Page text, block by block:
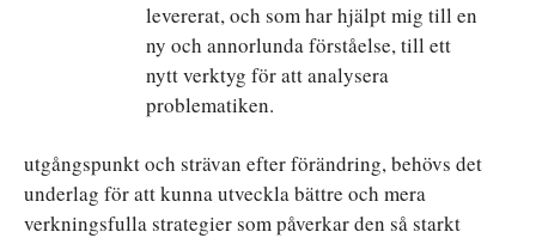
levererat, och som har hjälpt mig till en
ny och annorlunda förståelse, till ett
nytt verktyg för att analysera
problematiken.
utgångspunkt och strävan efter förändring, behövs det
underlag för att kunna utveckla bättre och mera
verkningsfulla strategier som påverkar den så starkt